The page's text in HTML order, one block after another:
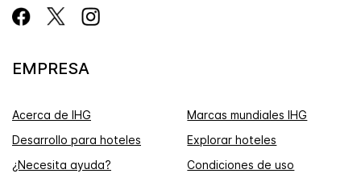
EMPRESA
Acerca de IHG
Marcas mundiales IHG
Desarrollo para hoteles
Explorar hoteles
¿Necesita ayuda?
Condiciones de uso